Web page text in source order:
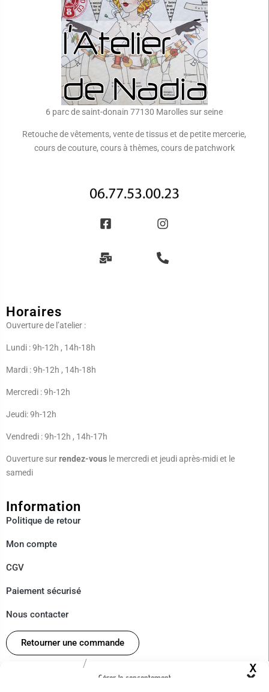
Gérer le consentement
6 parc de saint-donain 77130 Marolles sur seine
Retouche de vêtements, vente de tissus et de petite mercerie,
cours de couture, cours à thèmes, cours de patchwork
Horaires
Ouverture de l’atelier :
Lundi : 9h-12h , 14h-18h
Mardi : 9h-12h , 14h-18h
Mercredi : 9h-12h
Jeudi: 9h-12h
Vendredi : 9h-12h , 14h-17h
Ouverture surrendez-vous le mercredi et jeudi après-midi et le
samedi
Information
Politique de retour
Mon compte
CGV
Paiement sécurisé
Nous contacter
Retourner une commande
/